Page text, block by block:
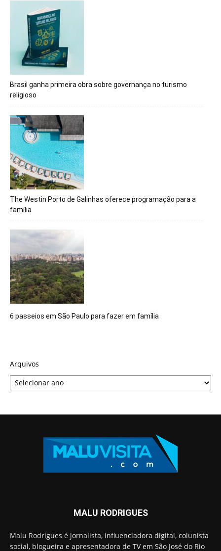
Brasil ganha primeira obra sobre governança no turismo
religioso
The Westin Porto de Galinhas oferece programação para a
família
6 passeios em São Paulo para fazer em família
Arquivos
MALU RODRIGUES
Malu Rodrigues é jornalista, influenciadora digital, colunista
social, blogueira e apresentadora de TV em São José do Rio